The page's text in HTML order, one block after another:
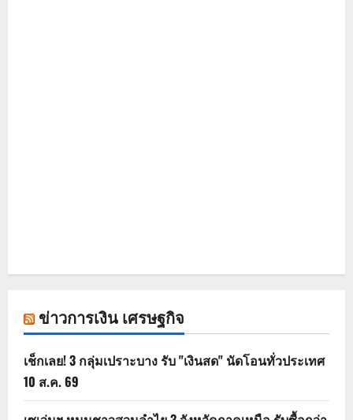
ข่าวการเงิน เศรษฐกิจ
เช็กเลย! 3 กลุ่มเปราะบาง รับ "เงินสด" นัดโอนทั่วประเทศ
10 ส.ค. 69